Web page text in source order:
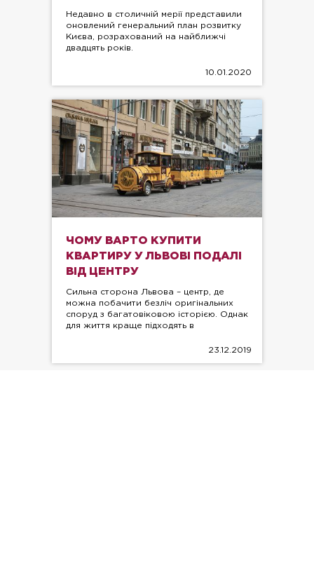
Недавно в столичній мерії представили
оновлений генеральний план розвитку
Києва, розрахований на найближчі
двадцять років.
10.01.2020
ЧОМУ ВАРТО КУПИТИ
КВАРТИРУ У ЛЬВОВІ ПОДАЛІ
ВІД ЦЕНТРУ
Сильна сторона Львова – центр, де
можна побачити безліч оригінальних
споруд з багатовіковою історією. Однак
для життя краще підходять в
23.12.2019